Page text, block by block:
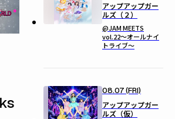
アップアップガー
ルズ（２）
@JAM MEETS
vol.22〜オールナイ
トライブ〜
08.07 (FRI)
アップアップガー
ルズ（仮）